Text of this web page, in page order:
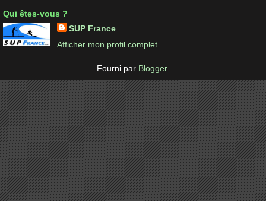
Qui êtes-vous ?
SUP France
Afficher mon profil complet
Fourni par Blogger.